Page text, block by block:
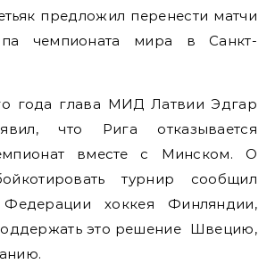
предложил перенести матчи
чемпионата мира в Санкт-
года глава МИД Латвии Эдгар
что Рига отказывается
вместе с Минском. О
турнир сообщил
хоккея Финляндии,
это решение Швецию,